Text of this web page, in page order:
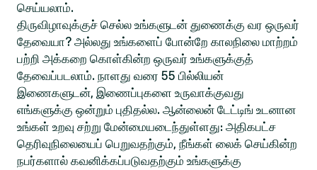
செய்யலாம்.
திருவிழாவுக்குச் செல்ல உங்களுடன் துணைக்கு வர ஒருவர்
தேவையா? அல்லது உங்களைப் போன்றே காலநிலை மாற்றம்
பற்றி அக்கறை கொள்கின்ற ஒருவர் உங்களுக்குத்
தேவைப்படலாம். நாளது வரை 55 பில்லியன்
இணைகளுடன், இணைப்புகளை உருவாக்குவது
எங்களுக்கு ஒன்றும் புதிதல்ல. ஆன்லைன் டேட்டிங் உடனான
உங்கள் உறவு சற்று மேன்மையடைந்துள்ளது: அதிகபட்ச
தெரிவுநிலையைப் பெறுவதற்கும், நீங்கள் லைக் செய்கின்ற
நபர்களால் கவனிக்கப்படுவதற்கும் உங்களுக்கு